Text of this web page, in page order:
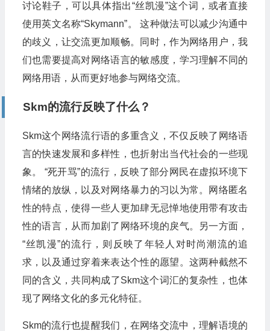
讨论鞋子，可以具体指出“丝凯漫”这个词，或者直接
使用英文名称“Skymann”。 这种做法可以减少沟通中
的歧义，让交流更加顺畅。同时，作为网络用户，我
们也需要提高对网络语言的敏感度，学习理解不同的
网络用语，从而更好地参与网络交流。
Skm的流行反映了什么？
Skm这个网络流行语的多重含义，不仅反映了网络语
言的快速发展和多样性，也折射出当代社会的一些现
象。 “死开骂”的流行，反映了部分网民在虚拟环境下
情绪的放纵，以及对网络暴力的习以为常。网络匿名
性的特点，使得一些人更加肆无忌惮地使用带有攻击
性的语言，从而加剧了网络环境的戾气。另一方面，
“丝凯漫”的流行，则反映了年轻人对时尚潮流的追
求，以及通过穿着来表达个性的愿望。这两种截然不
同的含义，共同构成了Skm这个词汇的复杂性，也体
现了网络文化的多元化特征。
Skm的流行也提醒我们，在网络交流中，理解语境的